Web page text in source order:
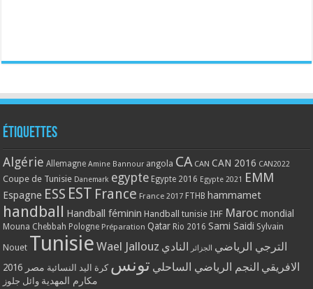
Étiquettes
Algérie Allemagne Amine Bannour angola CA CAN CAN 2016 CAN2022
Coupe de Tunisie Danemark egypte Egypte 2016 Egypte 2021 EMM
Espagne ESS EST France France 2017 FTHB hammamet
handball Handball féminin Handball tunisie IHF Maroc mondial
Mouna Chebbah Pologne Préparation Qatar Rio 2016 Sami Saidi Sylvain
Nouet Tunisie Wael Jallouz الترجي الرياضي الجزائر النادي
الافريقي النجم الرياضي الساحلي تونس كرة اليد النسائية مصر 2016
مكارم المهدية وائل جلوز